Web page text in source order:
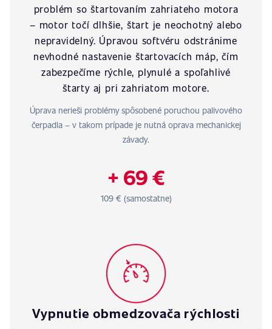
problém so štartovaním zahriateho motora
– motor točí dlhšie, štart je neochotný alebo
nepravidelný. Úpravou softvéru odstránime
nevhodné nastavenie štartovacích máp, čím
zabezpečíme rýchle, plynulé a spoľahlivé
štarty aj pri zahriatom motore.
Úprava nerieši problémy spôsobené poruchou palivového
čerpadla – v takom prípade je nutná oprava mechanickej
závady.
+ 69 €
109 € (samostatne)
Vypnutie obmedzovača rýchlosti